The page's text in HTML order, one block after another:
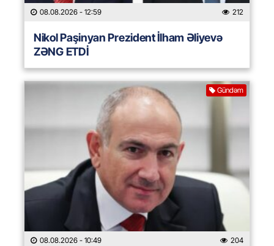
08.08.2026 - 12:59 212
Nikol Paşinyan Prezident İlham Əliyevə
ZƏNG ETDİ
Gündəm
08.08.2026 - 10:49 204